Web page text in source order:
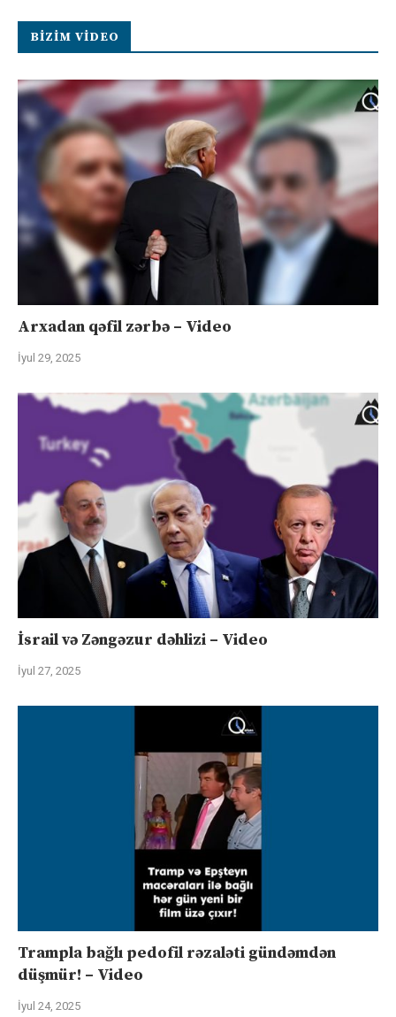
BIZIM VIDEO
Arxadan qəfil zərbə – Video
İyul 29, 2025
İsrail və Zəngəzur dəhlizi – Video
İyul 27, 2025
Trampla bağlı pedofil rəzaləti gündəmdən
düşmür! – Video
İyul 24, 2025